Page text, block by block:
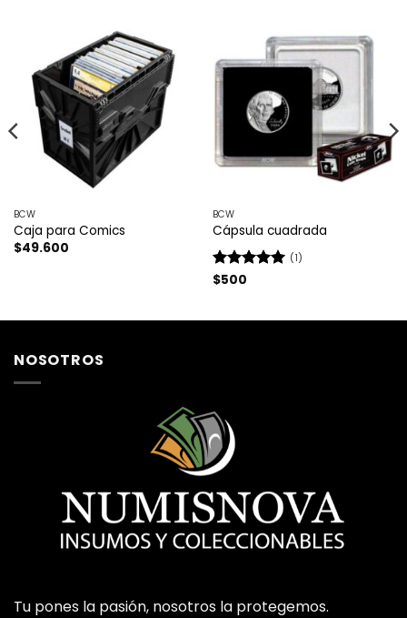
BCW
Caja para Comics
$49.600
BCW
Cápsula cuadrada
Valorado
(1)
$500
NOSOTROS
Tu pones la pasión, nosotros la protegemos.